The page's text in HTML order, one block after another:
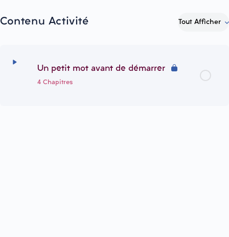
Contenu Activité Tout Afficher
Un petit mot avant de démarrer
4 Chapitres